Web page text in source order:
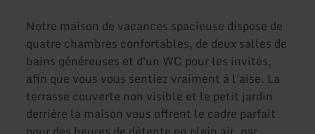
Notre maison de vacances spacieuse dispose de
quatre chambres confortables, de deux salles de
bains généreuses et d'un WC pour les invités,
afin que vous vous sentiez vraiment à l'aise. La
terrasse couverte non visible et le petit jardin
derrière la maison vous offrent le cadre parfait